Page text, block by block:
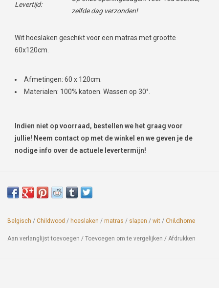
Levertijd:
zelfde dag verzonden!
Wit hoeslaken geschikt voor een matras met grootte
60x120cm.
Afmetingen: 60 x 120cm.
Materialen: 100% katoen. Wassen op 30°.
Indien niet op voorraad, bestellen we het graag voor
jullie! Neem contact op met de winkel en we geven je de
nodige info over de actuele levertermijn!
Belgisch / Childwood / hoeslaken / matras / slapen / wit / Childhome
Aan verlanglijst toevoegen / Toevoegen om te vergelijken / Afdrukken